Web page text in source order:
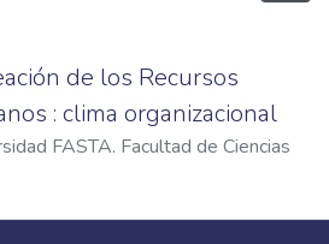
de los Recursos
: clima organizacional
FASTA. Facultad de Ciencias